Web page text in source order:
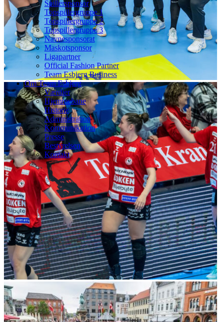
Spillersponsor
Topspillergruppe 1
Topspillergruppe 2
Topspillergruppe 3
Navnesponsorat
Maskotsponsor
Ligapartner
Official Fashion Partner
Team Esbjerg Business
Om Team Esbjerg
Værdier
Hjemmebane
Historie
Administration
Kommunikation
Presse
Bestyrelsen
Kontakt